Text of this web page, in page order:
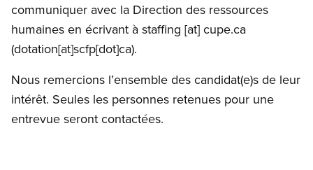
communiquer avec la Direction des ressources
humaines en écrivant à staffing [at] cupe.ca
(dotation[at]scfp[dot]ca).
Nous remercions l’ensemble des candidat(e)s de leur
intérêt. Seules les personnes retenues pour une
entrevue seront contactées.